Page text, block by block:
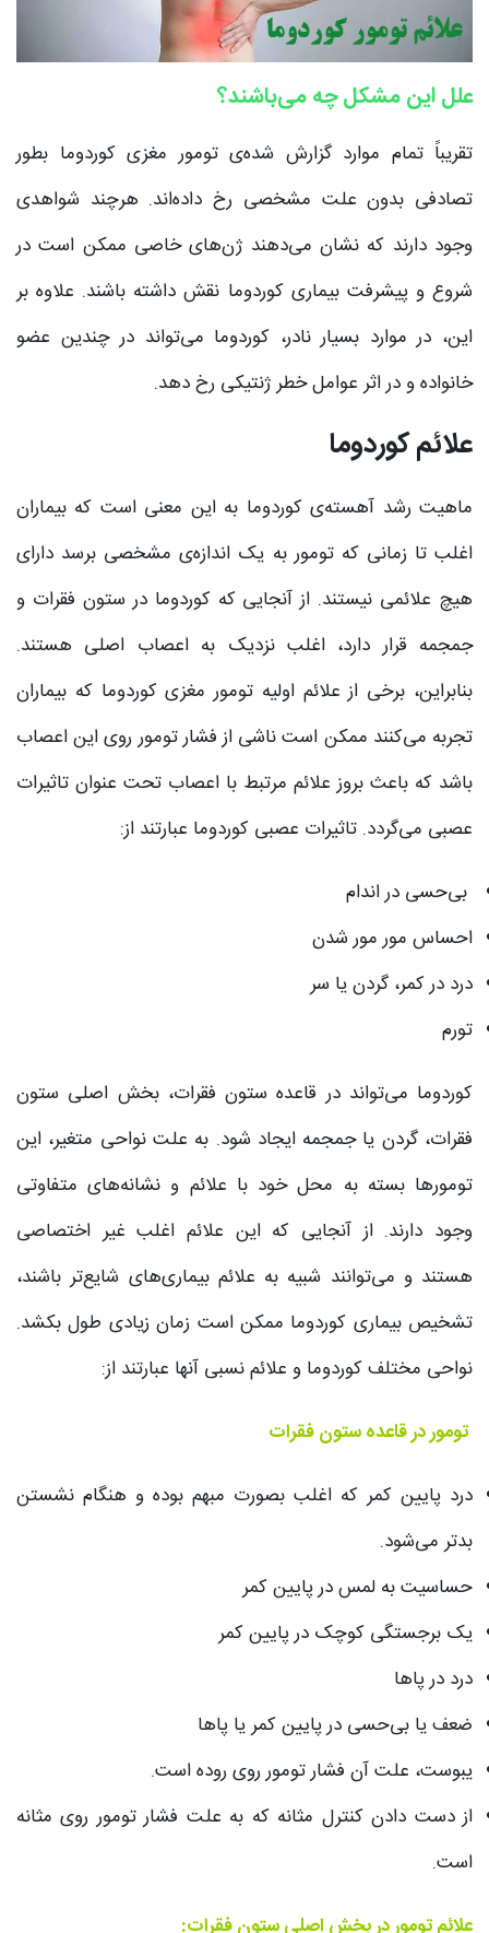
علل این مشکل چه می‌باشند؟
تقریباً تمام موارد گزارش شده‌ی تومور مغزی کوردوما بطور
تصادفی بدون علت مشخصی رخ داده‌اند. هرچند شواهدی
وجود دارند که نشان می‌دهند ژن‌های خاصی ممکن است در
شروع و پیشرفت بیماری کوردوما نقش داشته باشند. علاوه بر
این، در موارد بسیار نادر، کوردوما می‌تواند در چندین عضو
خانواده و در اثر عوامل خطر ژنتیکی رخ دهد.
علائم کوردوما
ماهیت رشد آهسته‌ی کوردوما به این معنی است که بیماران
اغلب تا زمانی که تومور به یک اندازه‌ی مشخصی برسد دارای
هیچ علائمی نیستند. از آنجایی که کوردوما در ستون فقرات و
جمجمه قرار دارد، اغلب نزدیک به اعصاب اصلی هستند.
بنابراین، برخی از علائم اولیه تومور مغزی کوردوما که بیماران
تجربه می‌کنند ممکن است ناشی از فشار تومور روی این اعصاب
باشد که باعث بروز علائم مرتبط با اعصاب تحت عنوان تاثیرات
عصبی می‌گردد. تاثیرات عصبی کوردوما عبارتند از:
بی‌حسی در اندام
احساس مور مور شدن
درد در کمر، گردن یا سر
تورم
کوردوما می‌تواند در قاعده ستون فقرات، بخش اصلی ستون
فقرات، گردن یا جمجمه ایجاد شود. به علت نواحی متغیر، این
تومورها بسته به محل خود با علائم و نشانه‌های متفاوتی
وجود دارند. از آنجایی که این علائم اغلب غیر اختصاصی
هستند و می‌توانند شبیه به علائم بیماری‌های شایع‌تر باشند،
تشخیص بیماری کوردوما ممکن است زمان زیادی طول بکشد.
نواحی مختلف کوردوما و علائم نسبی آنها عبارتند از:
تومور در قاعده ستون فقرات
درد پایین کمر که اغلب بصورت مبهم بوده و هنگام نشستن
بدتر می‌شود.
حساسیت به لمس در پایین کمر
یک برجستگی کوچک در پایین کمر
درد در پاها
ضعف یا بی‌حسی در پایین کمر یا پاها
یبوست، علت آن فشار تومور روی روده است.
از دست دادن کنترل مثانه که به علت فشار تومور روی مثانه
است.
علائم تومور در بخش اصلی ستون فقرات: